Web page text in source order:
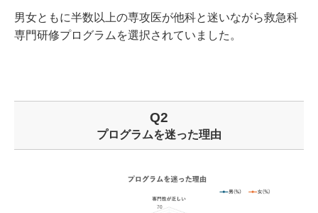
男女ともに半数以上の専攻医が他科と迷いながら救急科
専門研修プログラムを選択されていました。
Q2
プログラムを迷った理由